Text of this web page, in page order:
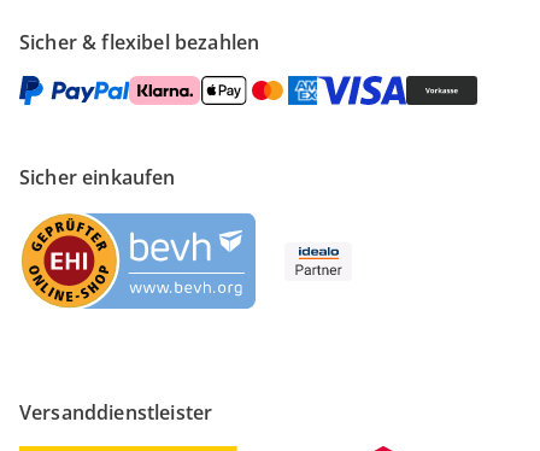
Sicher & flexibel bezahlen
Sicher einkaufen
Versanddienstleister